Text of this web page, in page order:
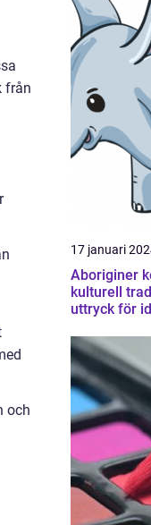
från
och
17 januari
Aboriginer
kulturell
uttryck för